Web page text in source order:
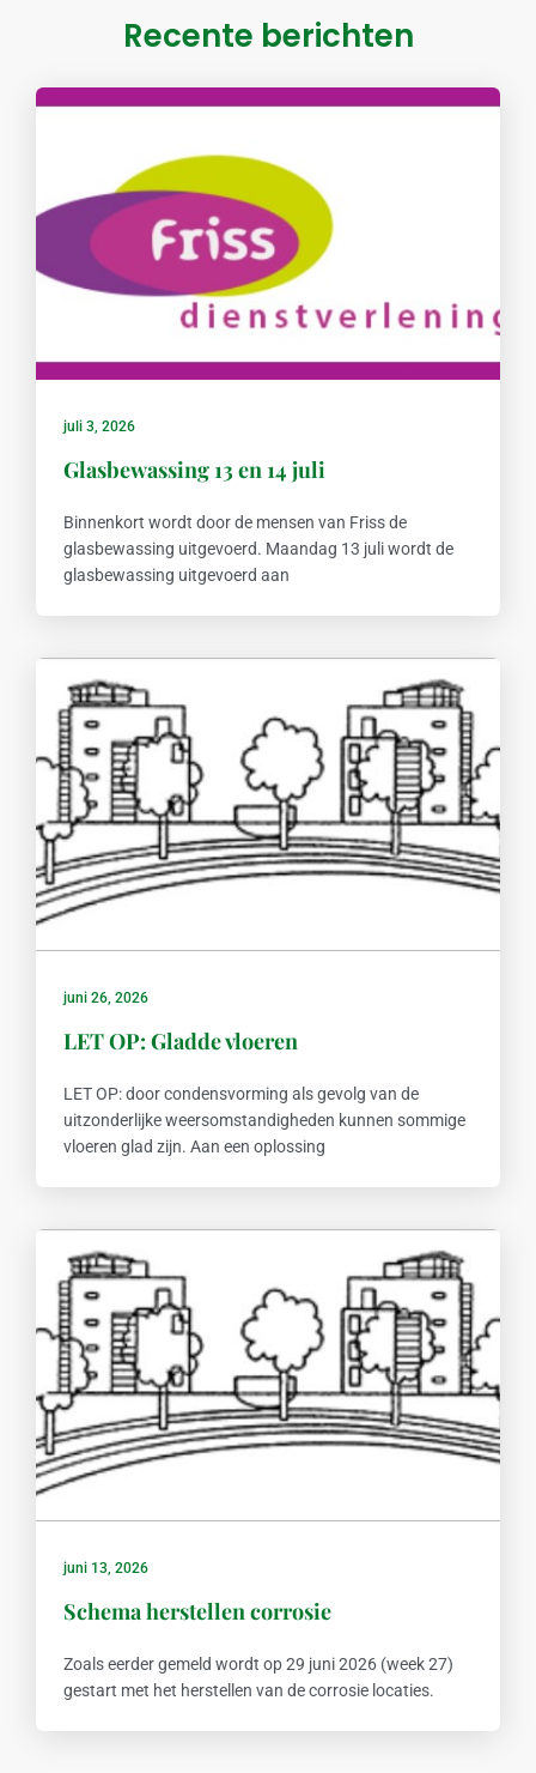
Recente berichten
juli 3, 2026
Glasbewassing 13 en 14 juli
Binnenkort wordt door de mensen van Friss de
glasbewassing uitgevoerd. Maandag 13 juli wordt de
glasbewassing uitgevoerd aan
juni 26, 2026
LET OP: Gladde vloeren
LET OP: door condensvorming als gevolg van de
uitzonderlijke weersomstandigheden kunnen sommige
vloeren glad zijn. Aan een oplossing
juni 13, 2026
Schema herstellen corrosie
Zoals eerder gemeld wordt op 29 juni 2026 (week 27)
gestart met het herstellen van de corrosie locaties.